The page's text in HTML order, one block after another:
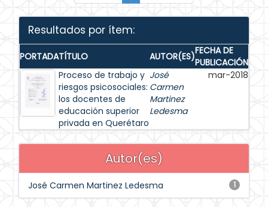
Resultados por ítem:
PORTADATÍTULO AUTOR(ES)FECHA DE
PUBLICACIÓN
Proceso de trabajo y
riesgos psicosociales:
los docentes de
educación superior
privada en Querétaro
José
Carmen
Martinez
Ledesma
mar-2018
Autor(es)
1
José Carmen Martinez Ledesma